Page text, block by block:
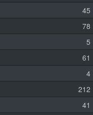
45
78
5
61
4
212
41